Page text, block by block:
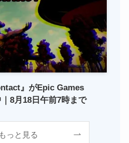
』がEpic Games
8月18日午前7時まで
もっと見る